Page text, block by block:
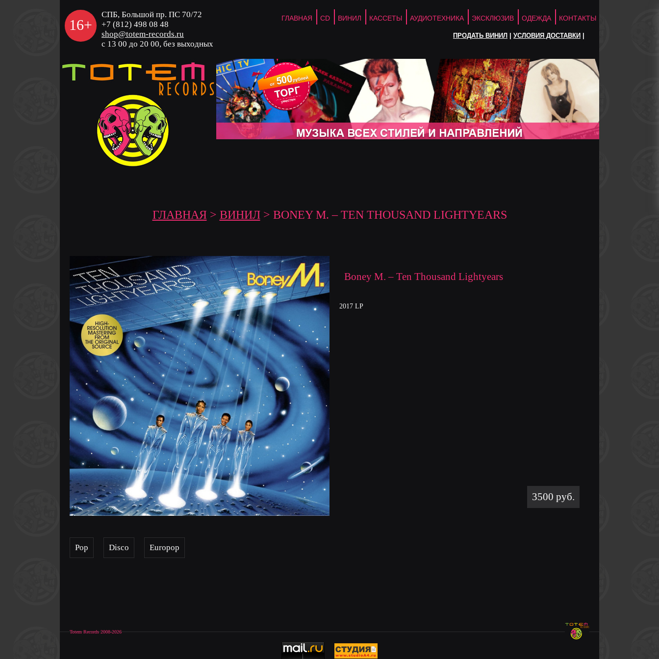
16+
СПБ, Большой пр. ПС 70/72
+7 (812) 498 08 48
shop@totem-records.ru
с 13 00 до 20 00, без выходных
ГЛАВНАЯ CD ВИНИЛ КАССЕТЫ АУДИОТЕХНИКА ЭКСКЛЮЗИВ ОДЕЖДА КОНТАКТЫ
ПРОДАТЬ ВИНИЛ УСЛОВИЯ ДОСТАВКИ
ГЛАВНАЯ> ВИНИЛ> BONEY M. – TEN THOUSAND LIGHTYEARS
Boney M. – Ten Thousand Lightyears
2017 LP
3500 руб.
Pop Disco Europop
Totem Records 2008-2026